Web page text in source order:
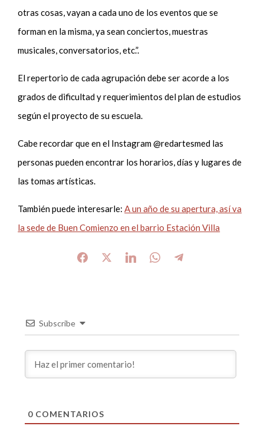
otras cosas, vayan a cada uno de los eventos que se
forman en la misma, ya sean conciertos, muestras
musicales, conversatorios, etc.”.
El repertorio de cada agrupación debe ser acorde a los
grados de dificultad y requerimientos del plan de estudios
según el proyecto de su escuela.
Cabe recordar que en el Instagram @redartesmed las
personas pueden encontrar los horarios, días y lugares de
las tomas artísticas.
También puede interesarle:A un año de su apertura, así va
la sede de Buen Comienzo en el barrio Estación Villa
Subscribe
0COMENTARIOS